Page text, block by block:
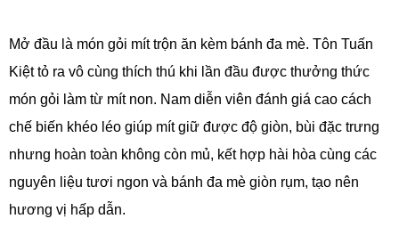
Mở đầu là món gỏi mít trộn ăn kèm bánh đa mè. Tôn Tuấn
Kiệt tỏ ra vô cùng thích thú khi lần đầu được thưởng thức
món gỏi làm từ mít non. Nam diễn viên đánh giá cao cách
chế biến khéo léo giúp mít giữ được độ giòn, bùi đặc trưng
nhưng hoàn toàn không còn mủ, kết hợp hài hòa cùng các
nguyên liệu tươi ngon và bánh đa mè giòn rụm, tạo nên
hương vị hấp dẫn.